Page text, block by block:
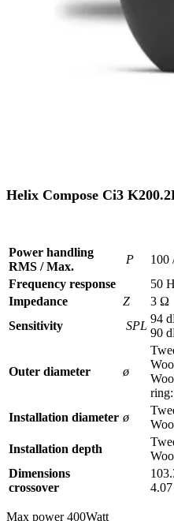
Helix Compose Ci3
Power handling
RMS / Max.
P
100
Frequency response
50
Impedance
Z
3 Ω
Sensitivity
SPL
94
90
Outer diameter ø
Installation diameter ø
Installation depth
Dimensions
crossover
Max power 400Watt